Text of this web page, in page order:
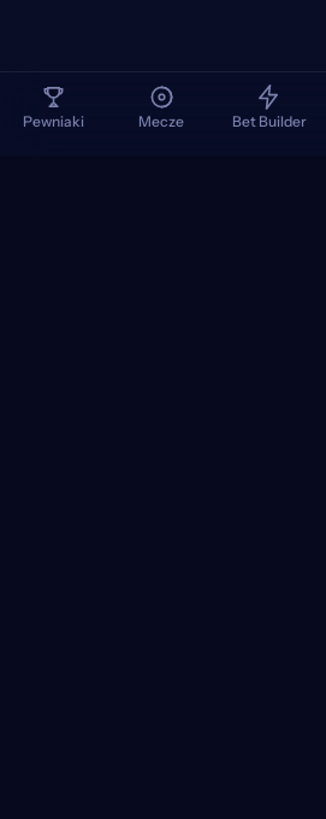
Pewniaki Mecze Bet Builder